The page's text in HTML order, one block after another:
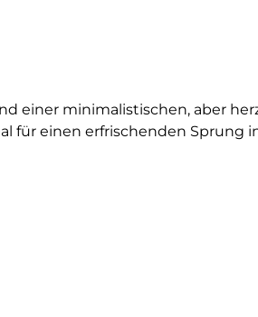
einer minimalistischen, aber
für einen erfrischenden Sprung